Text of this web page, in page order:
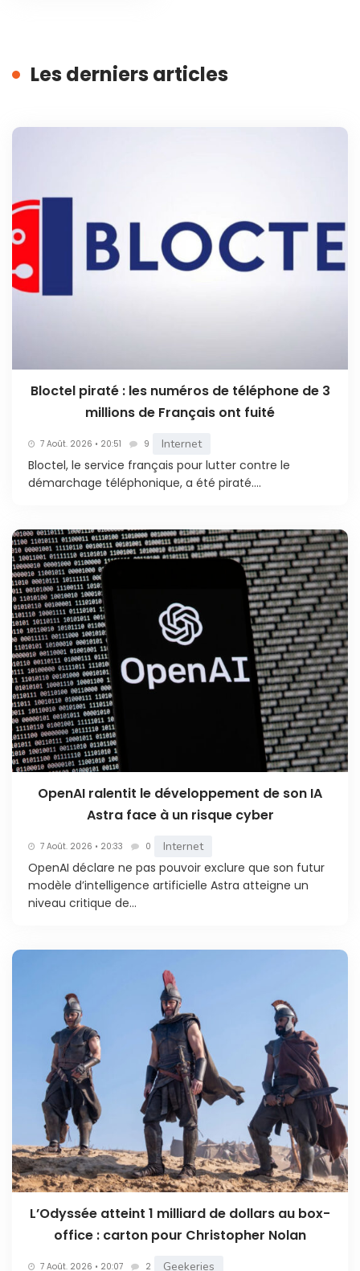
Les derniers articles
Bloctel piraté : les numéros de téléphone de 3
millions de Français ont fuité
7 Août. 2026 • 20:51 9 Internet
Bloctel, le service français pour lutter contre le
démarchage téléphonique, a été piraté....
OpenAI ralentit le développement de son IA
Astra face à un risque cyber
7 Août. 2026 • 20:33 0 Internet
OpenAI déclare ne pas pouvoir exclure que son futur
modèle d’intelligence artificielle Astra atteigne un
niveau critique de...
L’Odyssée atteint 1 milliard de dollars au box-
office : carton pour Christopher Nolan
7 Août. 2026 • 20:07 2 Geekeries